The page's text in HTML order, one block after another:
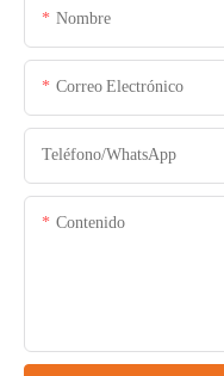
Nombre
Correo Electrónico
Teléfono/WhatsApp
Contenido